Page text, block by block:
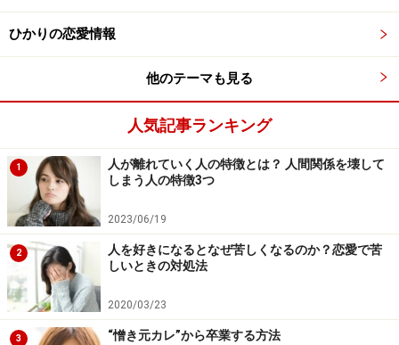
ひかりの恋愛情報
他のテーマも見る
人気記事ランキング
1
人が離れていく人の特徴とは？ 人間関係を壊して
しまう人の特徴3つ
2023/06/19
2
人を好きになるとなぜ苦しくなるのか？恋愛で苦
しいときの対処法
2020/03/23
3 “憎き元カレ”から卒業する方法